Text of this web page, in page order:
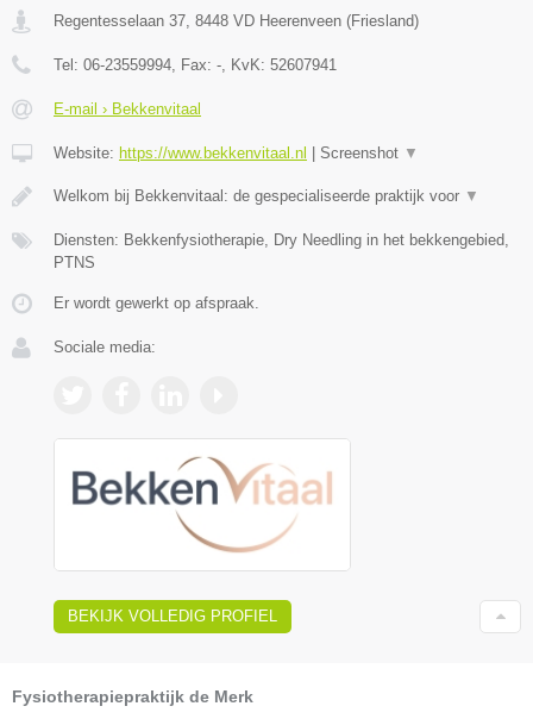
Regentesselaan 37 8448 VD Heerenveen (Friesland)
Tel: 06-23559994 , Fax: - , KvK: 52607941
E-mail › Bekkenvitaal
Website: https://www.bekkenvitaal.nl Screenshot ▼
Welkom bij Bekkenvitaal: de gespecialiseerde praktijk voor ▼
Diensten: Bekkenfysiotherapie, Dry Needling in het bekkengebied,
PTNS
Er wordt gewerkt op afspraak.
Sociale media:
BEKIJK VOLLEDIG PROFIEL
Fysiotherapiepraktijk de Merk